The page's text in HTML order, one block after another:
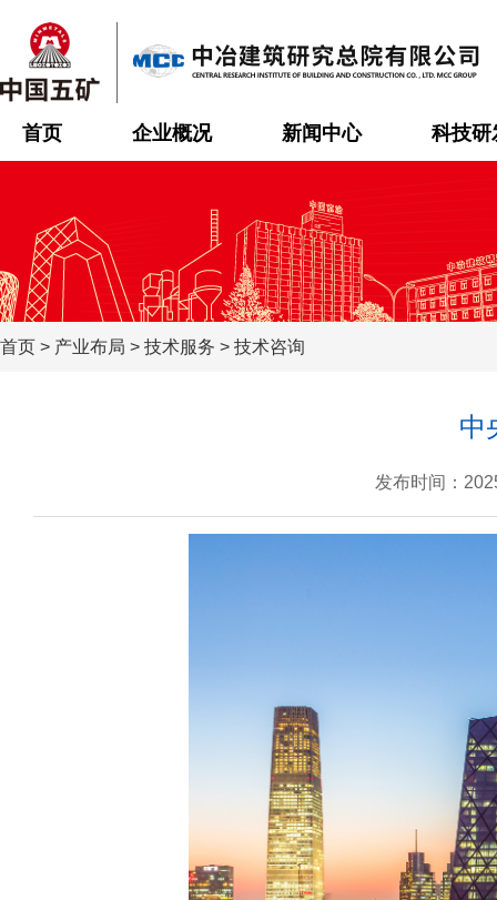
首页 企业概况 新闻中心 科技研
首页 > 产业布局 > 技术服务 > 技术咨询
中
发布时间：